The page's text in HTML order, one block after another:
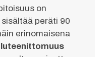
on
peräti 90
erinomaisena